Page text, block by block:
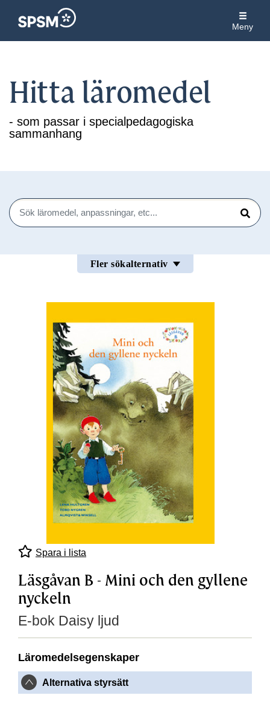
Meny
Hitta läromedel
- som passar i specialpedagogiska
sammanhang
Sök
Sök
Fler sökalternativ
Spara i lista
Läsgåvan B - Mini och den gyllene
nyckeln
E-bok Daisy ljud
Läromedelsegenskaper
Alternativa styrsätt